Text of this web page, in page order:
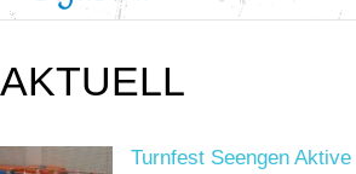
AKTUELL
Turnfest Seengen Aktive